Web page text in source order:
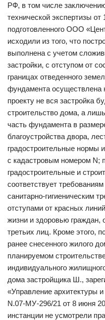
РФ, в том числе
технической экспертизы от
подготовленного ООО
исходили из того, что
выполнена с учетом
застройки, с отступом от
границах отведенного
фундамента осуществлена
проекту не вся застройка
строительство дома, а
часть фундамента в
благоустройства двора,
градостроительные нормы
с кадастровым номером N;
градостроительные и
соответствует
санитарно-гигиеническим
отступами от красных
жизни и здоровью граждан,
третьих лиц. Кроме этого,
ранее снесенного жилого
планируемом
индивидуального
дома застройщика Ш.,
«Управление архитектуры
N.07-МУ-296/21 от 8 июня
инстанции не усмотрели